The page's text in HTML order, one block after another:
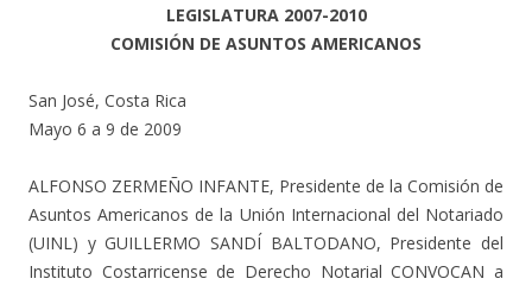
LEGISLATURA 2007-2010
COMISIÓN DE ASUNTOS AMERICANOS
San José, Costa Rica
Mayo 6 a 9 de 2009
ALFONSO ZERMEÑO INFANTE, Presidente de la Comisión de
Asuntos Americanos de la Unión Internacional del Notariado
(UINL) y GUILLERMO SANDÍ BALTODANO, Presidente del
Instituto Costarricense de Derecho Notarial CONVOCAN a